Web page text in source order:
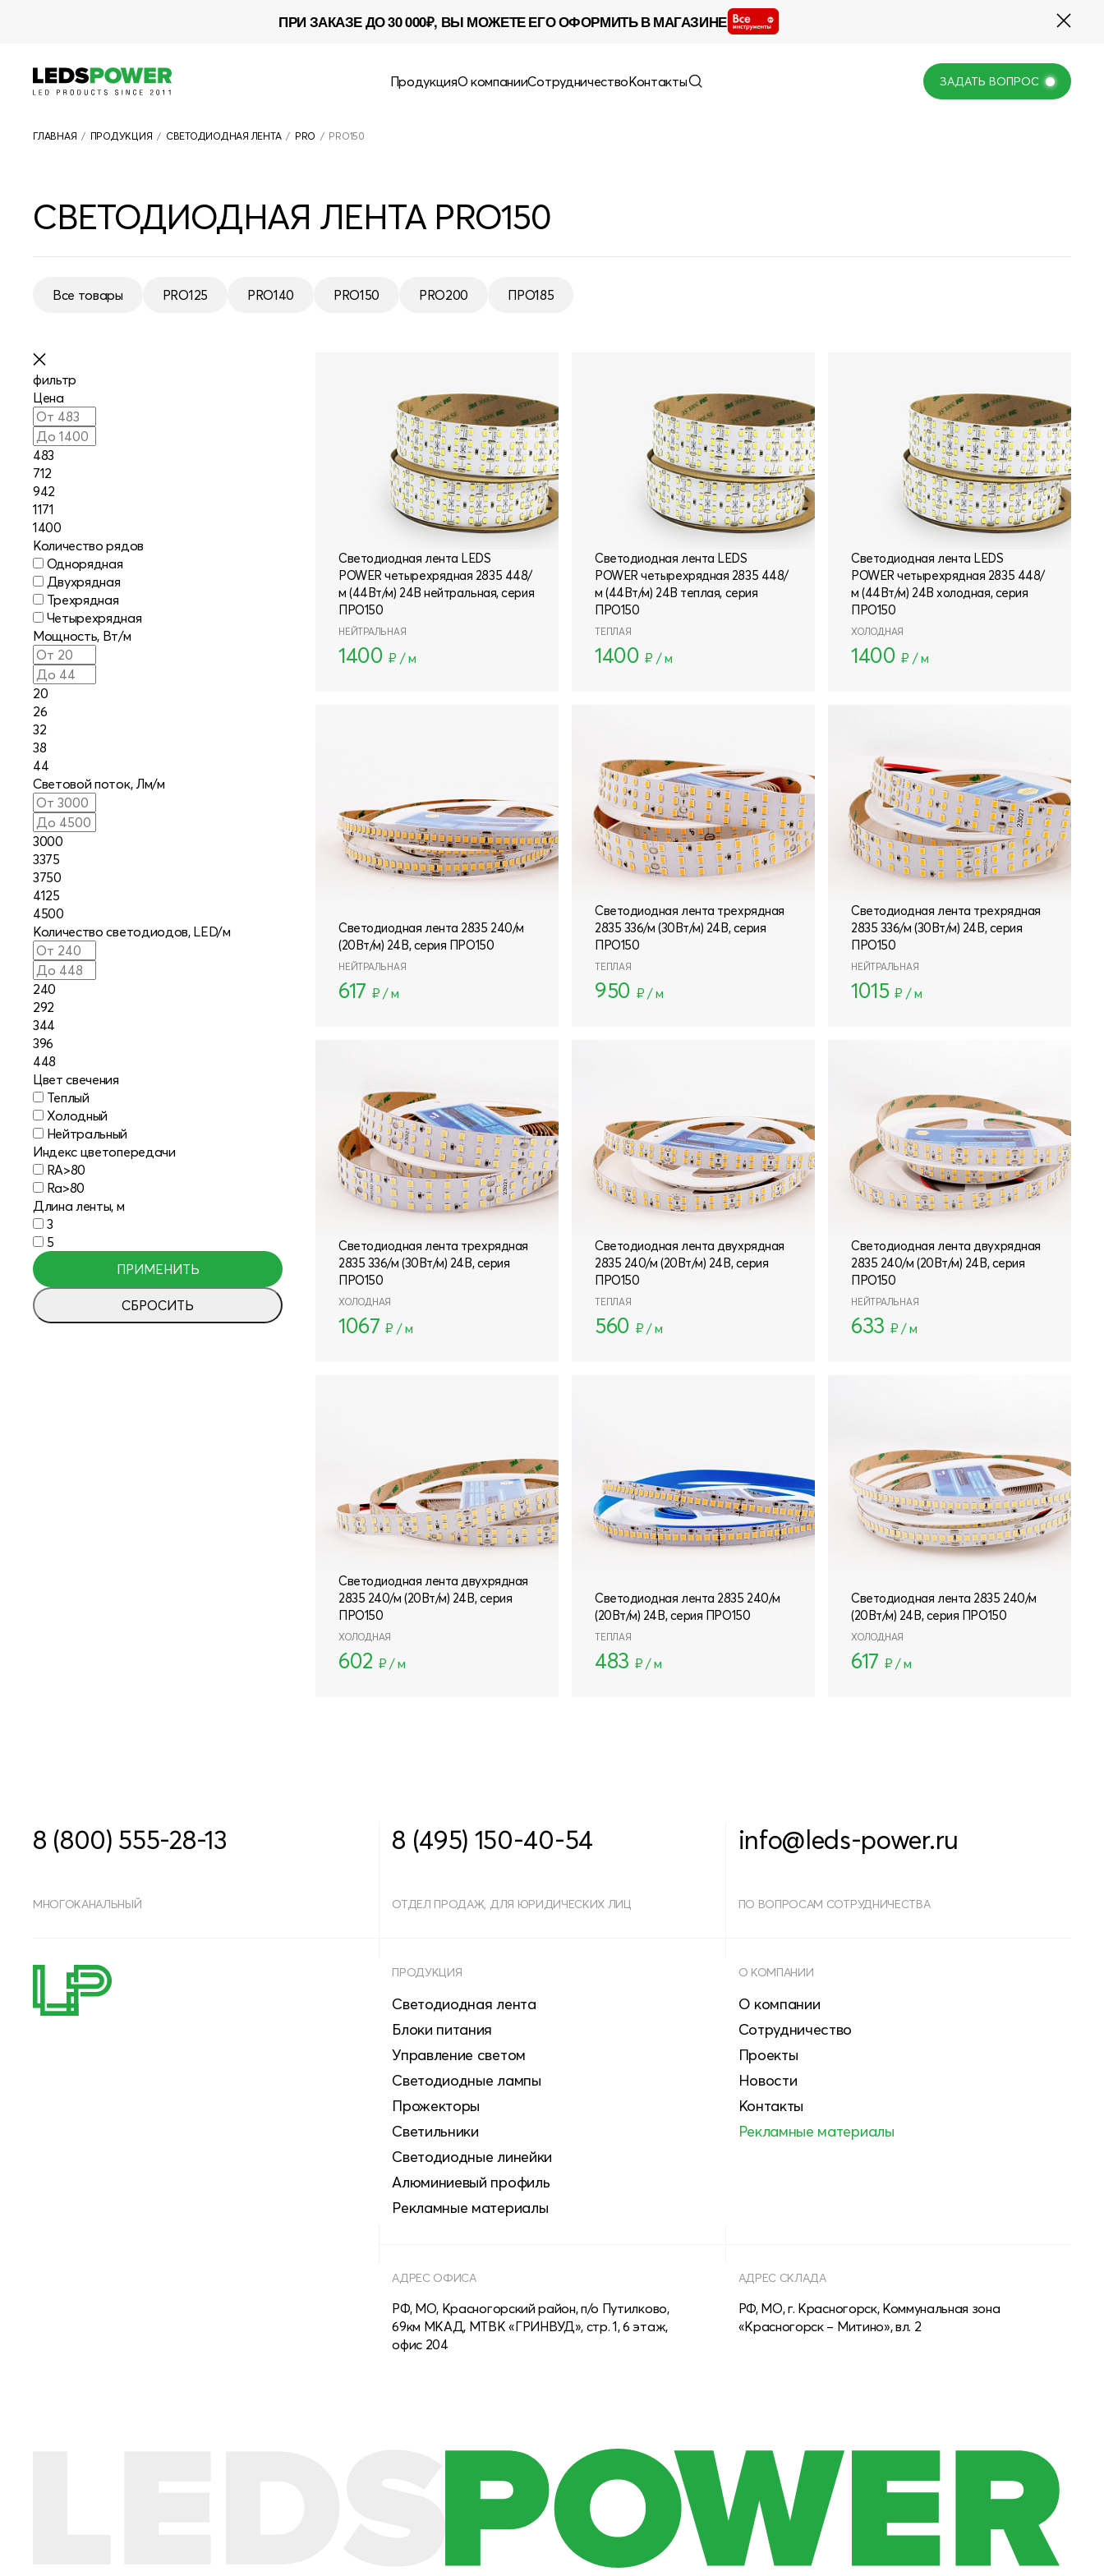
ПРИ ЗАКАЗЕ ДО 30 000₽, ВЫ МОЖЕТЕ ЕГО ОФОРМИТЬ В МАГАЗИНЕ
ПродукцияО компанииСотрудничествоКонтакты
ЗАДАТЬ ВОПРОС
СВЕТОДИОДНАЯ ЛЕНТА
БЛОКИ ПИТАНИЯ
УПРАВЛЕНИЕ СВЕТОМ
ПРОЖЕКТОРЫ
СВЕТИЛЬНИКИ
СВЕТОДИОДНЫЕ ЛИНЕЙКИ
АЛЮМИНИЕВЫЙ ПРОФИЛЬ
РЕКЛАМНЫЕ МАТЕРИАЛЫ
8 (800) 555-28-13
МНОГОКАНАЛЬНЫЙ ОТДЕЛ ПРОДАЖ ДЛЯ ЮРИДИЧЕСКИХ ЛИЦ
ПО ВОПРОСАМ
СОТРУДНИЧЕСТВА
ГЛАВНАЯ / ПРОДУКЦИЯ / СВЕТОДИОДНАЯ ЛЕНТА / PRO / PRO150
СВЕТОДИОДНАЯ ЛЕНТА PRO150
Все товары
PRO125
PRO140
PRO150
PRO200
ПРО185
фильтр
Цена
483
712
942
1171
1400
Количество рядов
Однорядная
Двухрядная
Трехрядная
Четырехрядная
Мощность, Вт/м
20
26
32
38
44
Световой поток, Лм/м
3000
3375
3750
4125
4500
Количество светодиодов, LED/м
240
292
344
396
448
Цвет свечения
Теплый
Холодный
Нейтральный
Индекс цветопередачи
RA>80
Ra>80
Длина ленты, м
3
5
ПРИМЕНИТЬ
ПРИМЕНИТЬ
Светодиодная лента LEDS
POWER четырехрядная 2835 448/
м (44Вт/м) 24В нейтральная, серия
ПРО150
НЕЙТРАЛЬНАЯ
1400₽ / м
Светодиодная лента LEDS
POWER четырехрядная 2835 448/
м (44Вт/м) 24В теплая, серия
ПРО150
ТЕПЛАЯ
1400₽ / м
Светодиодная лента LEDS
POWER четырехрядная 2835 448/
м (44Вт/м) 24В холодная, серия
ПРО150
ХОЛОДНАЯ
1400₽ / м
Светодиодная лента 2835 240/м
(20Вт/м) 24В, серия ПРО150
НЕЙТРАЛЬНАЯ
617 ₽ / м
Светодиодная лента трехрядная
2835 336/м (30Вт/м) 24В, серия
ПРО150
ТЕПЛАЯ
950 ₽ / м
Светодиодная лента трехрядная
2835 336/м (30Вт/м) 24В, серия
ПРО150
НЕЙТРАЛЬНАЯ
1015₽ / м
Светодиодная лента трехрядная
2835 336/м (30Вт/м) 24В, серия
ПРО150
ХОЛОДНАЯ
1067₽ / м
Светодиодная лента двухрядная
2835 240/м (20Вт/м) 24В, серия
ПРО150
ТЕПЛАЯ
560 ₽ / м
Светодиодная лента двухрядная
2835 240/м (20Вт/м) 24В, серия
ПРО150
НЕЙТРАЛЬНАЯ
633 ₽ / м
Светодиодная лента двухрядная
2835 240/м (20Вт/м) 24В, серия
ПРО150
ХОЛОДНАЯ
602 ₽ / м
Светодиодная лента 2835 240/м
(20Вт/м) 24В, серия ПРО150
ТЕПЛАЯ
483 ₽ / м
Светодиодная лента 2835 240/м
(20Вт/м) 24В, серия ПРО150
ХОЛОДНАЯ
617 ₽ / м
8 (800) 555-28-13
МНОГОКАНАЛЬНЫЙ
8 (495) 150-40-54
ОТДЕЛ ПРОДАЖ, ДЛЯ ЮРИДИЧЕСКИХ ЛИЦ
info@leds-power.ru
ПО ВОПРОСАМ СОТРУДНИЧЕСТВА
ПРОДУКЦИЯ
Светодиодная лента
Блоки питания
Управление светом
Светодиодные лампы
Прожекторы
Светильники
Светодиодные линейки
Алюминиевый профиль
Рекламные материалы
О КОМПАНИИ
О компании
Сотрудничество
Проекты
Новости
Контакты
Рекламные материалы
АДРЕС ОФИСА
РФ, МО, Красногорский район, п/о Путилково,
69км МКАД, МТВК «ГРИНВУД», стр. 1, 6 этаж,
офис 204
АДРЕС СКЛАДА
РФ, МО, г. Красногорск, Коммунальная зона
«Красногорск – Митино», вл. 2